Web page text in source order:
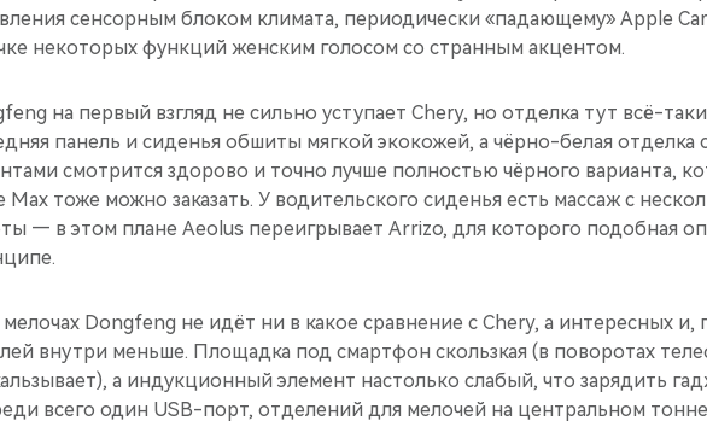
сенсорным блоком климата, периодически «падающему» Apple
некоторых функций женским голосом со странным акцентом.
на первый взгляд не сильно уступает Chery, но отделка тут всё-
панель и сиденья обшиты мягкой экокожей, а чёрно-белая отделка
смотрится здорово и точно лучше полностью чёрного варианта,
Max тоже можно заказать. У водительского сиденья есть массаж с
— в этом плане Aeolus переигрывает Arrizo, для которого подобная
Dongfeng не идёт ни в какое сравнение с Chery, а интересных и,
внутри меньше. Площадка под смартфон скользкая (в поворотах
а индукционный элемент настолько слабый, что зарядить
всего один USB-порт, отделений для мелочей на центральном